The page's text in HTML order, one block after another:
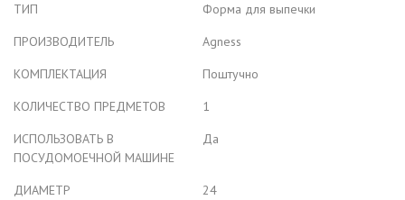
ТИП
Форма для выпечки
ПРОИЗВОДИТЕЛЬ
Agness
КОМПЛЕКТАЦИЯ
Поштучно
КОЛИЧЕСТВО ПРЕДМЕТОВ
1
ИСПОЛЬЗОВАТЬ В
ПОСУДОМОЕЧНОЙ МАШИНЕ
Да
ДИАМЕТР
24